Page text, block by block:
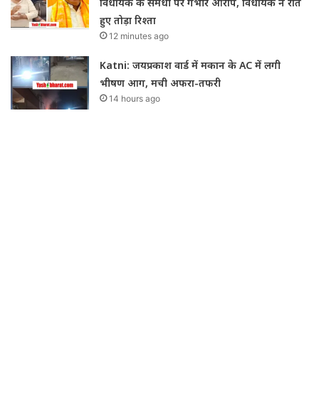
हुए तोड़ा रिश्ता
12 minutes ago
Katni: जयप्रकाश वार्ड में मकान के AC में लगी
भीषण आग, मची अफरा-तफरी
14 hours ago